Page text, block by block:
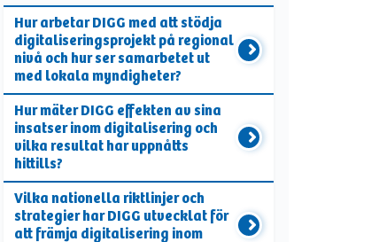
Hur arbetar DIGG med att stödja
digitaliseringsprojekt på regional
nivå och hur ser samarbetet ut
med lokala myndigheter?
Hur mäter DIGG effekten av sina
insatser inom digitalisering och
vilka resultat har uppnåtts
hittills?
Vilka nationella riktlinjer och
strategier har DIGG utvecklat för
att främja digitalisering inom